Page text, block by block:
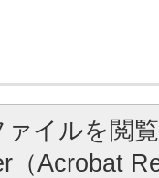
ァイルを閲
（Acrobat